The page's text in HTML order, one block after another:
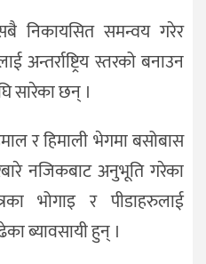
निकायसित समन्वय गरेर
अन्तर्राष्ट्रिय स्तरको बनाउन
सारेका छन् ।
र हिमाली भेगमा बसोबास
नजिकबाट अनुभूति गरेका
भोगाइ र पीडाहरुलाई
ब्यावसायी हुन् ।